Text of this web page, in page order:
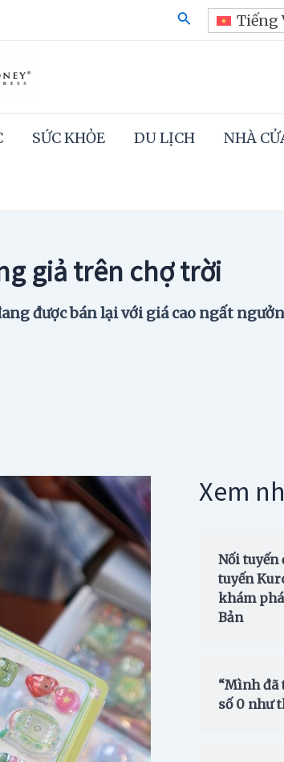
Search Tiếng
SỨC KHỎE DU LỊCH NHÀ
giả trên chợ trời
được bán lại với giá cao ngất
Xem
Nối tuyến
tuyến
khám
Bản
“Mình đã
số 0 như